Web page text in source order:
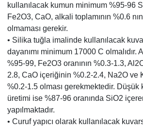
kullanılacak kumun minimum %95-96
Fe2O3, CaO, alkali toplamının %0.6
olmaması gerekir.
• Silika tuğla imalinde kullanılacak
dayanımı minimum 17000 C olmalıdır.
%95-99, Fe2O3 oranının %0.3-1.3,
2.8, CaO içeriğinin %0.2-2.4, Na2O ve
%0.2-1.5 olması gerekmektedir.
üretimi ise %87-96 oranında SiO2
yapılmaktadır.
• Curuf yapıcı olarak kullanılacak